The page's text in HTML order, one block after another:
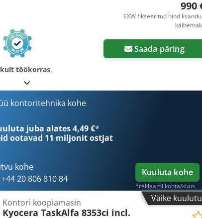
990
EXW fikseeritud hind
Saada päring
töökorras,
kontoritehnika kohe
juba alates 4,49 €*
ootavad 11 miljonit ostjat
kohe
+44 20 806 810 84
Kuuluta kohe
*reklaami kohta/kuus
Väike
Kontori koopiamasin
Kyocera TaskAlfa 8353ci incl.